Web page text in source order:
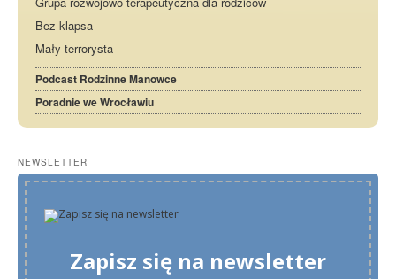
Bez klapsa
Mały terrorysta
Podcast Rodzinne Manowce
Poradnie we Wrocławiu
NEWSLETTER
Zapisz się na newsletter